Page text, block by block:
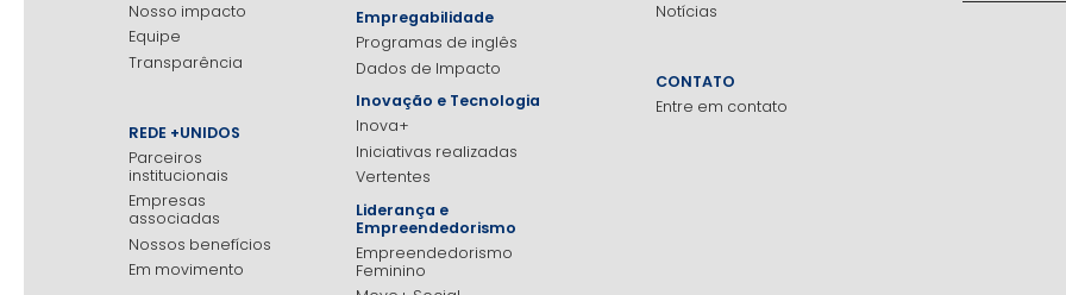
Nosso impacto
Equipe
Transparência
REDE +UNIDOS
Parceiros
institucionais
Empresas
associadas
Nossos benefícios
Em movimento
Empregabilidade
Programas de inglês
Dados de Impacto
Inovação e Tecnologia
Inova+
Iniciativas realizadas
Vertentes
Liderança e
Empreendedorismo
Empreendedorismo
Feminino
Notícias
CONTATO
Entre em contato